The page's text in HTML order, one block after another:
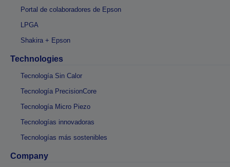
Portal de colaboradores de Epson
LPGA
Shakira + Epson
Technologies
Tecnología Sin Calor
Tecnología PrecisionCore
Tecnología Micro Piezo
Tecnologías innovadoras
Tecnologías más sostenibles
Company